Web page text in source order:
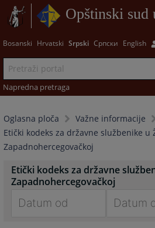
Opštinski sud
Bosanski Hrvatski Srpski Српски English
Napredna pretraga
Oglasna ploča
Važne informacije
Etički kodeks za državne službenike u
Zapadnohercegovačkoj
Etički kodeks za državne
Zapadnohercegovačkoj